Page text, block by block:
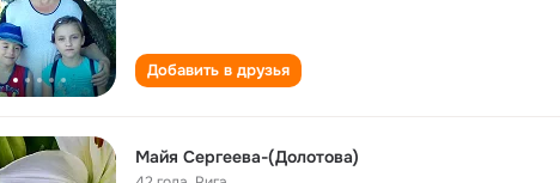
Добавить в друзья
Майя Сергеева-(Долотова)